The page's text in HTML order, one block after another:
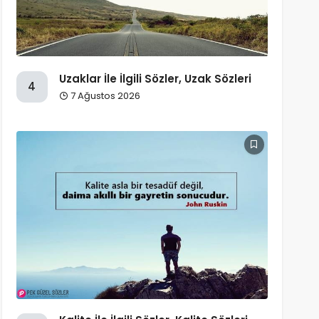
4
Uzaklar İle İlgili Sözler, Uzak Sözleri
7 Ağustos 2026